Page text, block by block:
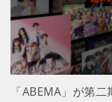
「ABEMA」が第